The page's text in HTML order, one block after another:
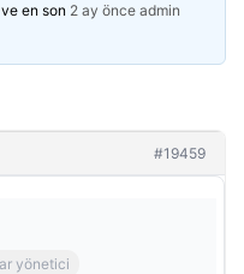
en son 2 ay önce admin
#19459
yönetici